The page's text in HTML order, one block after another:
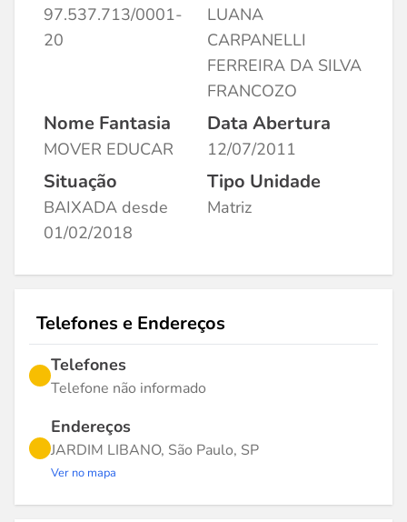
97.537.713/0001-
20
LUANA
CARPANELLI
FERREIRA DA SILVA
FRANCOZO
Nome Fantasia
MOVER EDUCAR
Data Abertura
12/07/2011
Situação
BAIXADA desde
01/02/2018
Tipo Unidade
Matriz
Telefones e Endereços
Telefones
Telefone não informado
Endereços
JARDIM LIBANO, São Paulo, SP
Ver no mapa